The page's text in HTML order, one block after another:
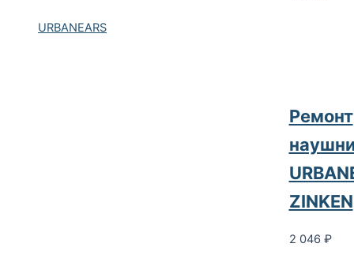
URBANEARS
Ремонт
ZINKEN
2 046 ₽